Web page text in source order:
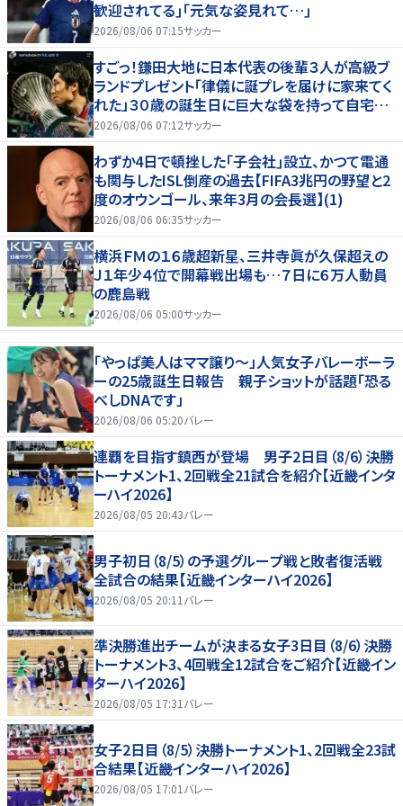
歓迎されてる｣｢元気な姿見れて…｣
2026/08/06 07:15サッカー
すごっ！鎌田大地に日本代表の後輩３人が高級ブ
ランドプレゼント「律儀に誕プレを届けに家来てく
れた」３０歳の誕生日に巨大な袋を持って自宅訪
問
2026/08/06 07:12サッカー
わずか4日で頓挫した｢子会社｣設立、かつて電通
も関与したISL倒産の過去【FIFA3兆円の野望と2
度のオウンゴール、来年3月の会長選】(1)
2026/08/06 06:35サッカー
横浜ＦＭの１６歳超新星、三井寺眞が久保超えの
Ｊ１年少４位で開幕戦出場も…７日に６万人動員
の鹿島戦
2026/08/06 05:00サッカー
「やっぱ美人はママ譲り～」人気女子バレーボーラ
ーの25歳誕生日報告 親子ショットが話題「恐る
べしDNAです」
2026/08/06 05:20バレー
連覇を目指す鎮西が登場 男子2日目（8/6）決勝
トーナメント1、2回戦全21試合を紹介【近畿インタ
ーハイ2026】
2026/08/05 20:43バレー
男子初日（8/5）の予選グループ戦と敗者復活戦
全試合の結果【近畿インターハイ2026】
2026/08/05 20:11 バレー
準決勝進出チームが決まる女子3日目（8/6）決勝
トーナメント3、4回戦全12試合をご紹介【近畿イン
ターハイ2026】
2026/08/05 17:31 バレー
女子2日目（8/5）決勝トーナメント1、2回戦全23試
合結果【近畿インターハイ2026】
2026/08/05 17:01 バレー